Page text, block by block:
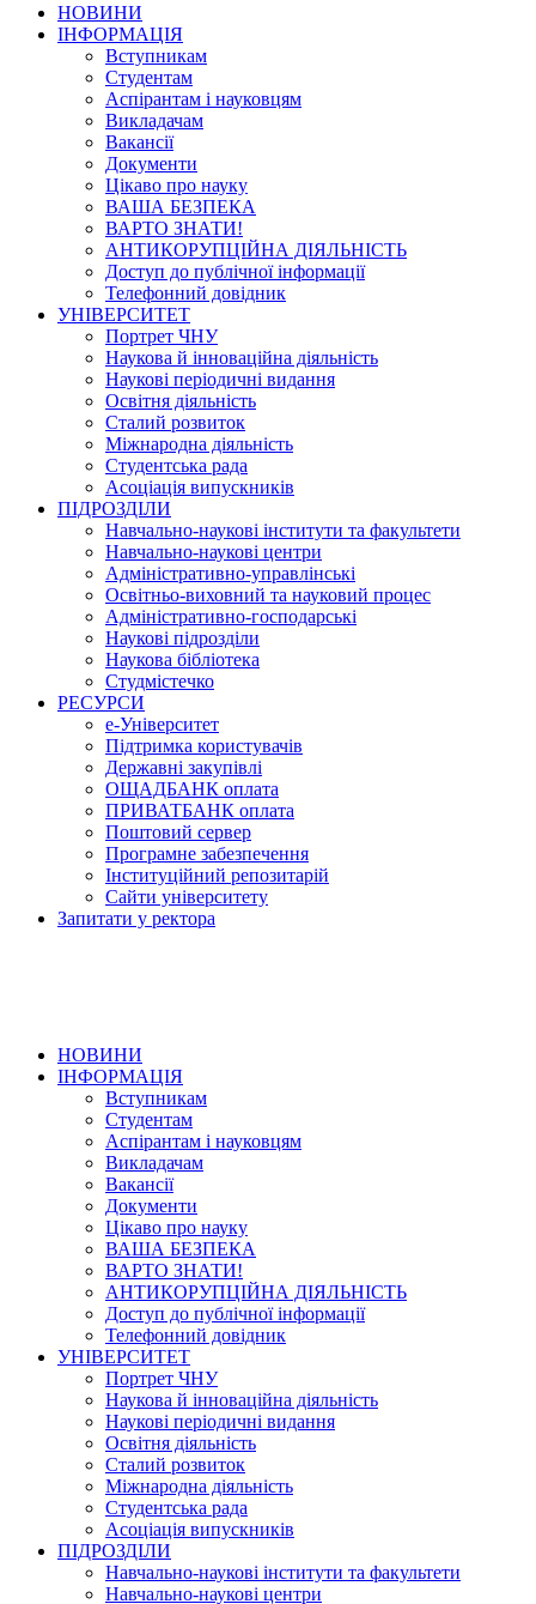
НОВИНИ
ІНФОРМАЦІЯ
Вступникам
Студентам
Аспірантам і науковцям
Викладачам
Вакансії
Документи
Цікаво про науку
ВАША БЕЗПЕКА
ВАРТО ЗНАТИ!
АНТИКОРУПЦІЙНА ДІЯЛЬНІСТЬ
Доступ до публічної інформації
Телефонний довідник
УНІВЕРСИТЕТ
Портрет ЧНУ
Наукова й інноваційна діяльність
Наукові періодичні видання
Освітня діяльність
Сталий розвиток
Міжнародна діяльність
Студентська рада
Асоціація випускників
ПІДРОЗДІЛИ
Навчально-наукові інститути та факультети
Навчально-наукові центри
Адміністративно-управлінські
Освітньо-виховний та науковий процес
Адміністративно-господарські
Наукові підрозділи
Наукова бібліотека
Студмістечко
РЕСУРСИ
е-Університет
Підтримка користувачів
Державні закупівлі
ОЩАДБАНК оплата
ПРИВАТБАНК оплата
Поштовий сервер
Програмне забезпечення
Інституційний репозитарій
Сайти університету
Запитати у ректора
НОВИНИ
ІНФОРМАЦІЯ
Вступникам
Студентам
Аспірантам і науковцям
Викладачам
Вакансії
Документи
Цікаво про науку
ВАША БЕЗПЕКА
ВАРТО ЗНАТИ!
АНТИКОРУПЦІЙНА ДІЯЛЬНІСТЬ
Доступ до публічної інформації
Телефонний довідник
УНІВЕРСИТЕТ
Портрет ЧНУ
Наукова й інноваційна діяльність
Наукові періодичні видання
Освітня діяльність
Сталий розвиток
Міжнародна діяльність
Студентська рада
Асоціація випускників
ПІДРОЗДІЛИ
Навчально-наукові інститути та факультети
Навчально-наукові центри